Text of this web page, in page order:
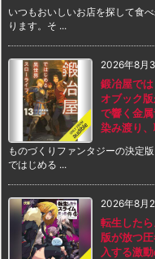
いつもおいしいお店を探して食
ります。そ ...
2026年8月
鍛冶屋で
オブック
で響く金
染み渡り
ものづくりファンタジーの決定
ではじめる ...
2026年8月
転生した
版が放つ
入する激